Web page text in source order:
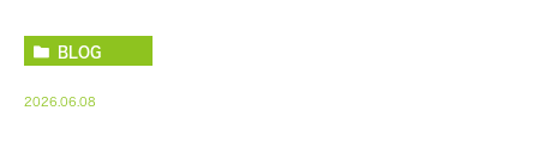
BLOG
2026.06.08